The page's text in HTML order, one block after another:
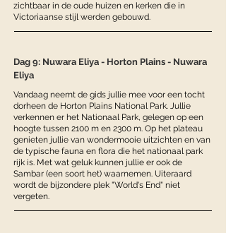
zichtbaar in de oude huizen en kerken die in
Victoriaanse stijl werden gebouwd.
Dag 9: Nuwara Eliya - Horton Plains - Nuwara
Eliya
Vandaag neemt de gids jullie mee voor een tocht
dorheen de Horton Plains National Park. Jullie
verkennen er het Nationaal Park, gelegen op een
hoogte tussen 2100 m en 2300 m. Op het plateau
genieten jullie van wondermooie uitzichten en van
de typische fauna en flora die het nationaal park
rijk is. Met wat geluk kunnen jullie er ook de
Sambar (een soort het) waarnemen. Uiteraard
wordt de bijzondere plek "World's End" niet
vergeten.